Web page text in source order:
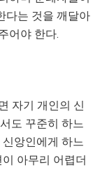
다는 것을 깨달아
어야 한다.
자기 개인의 신
도 꾸준히 하느
앙인에게 하느
아무리 어렵더